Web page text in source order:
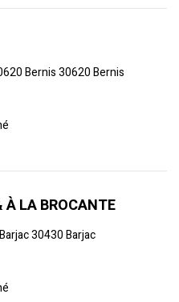
Bernis 30620 Bernis
À LA BROCANTE
30430 Barjac